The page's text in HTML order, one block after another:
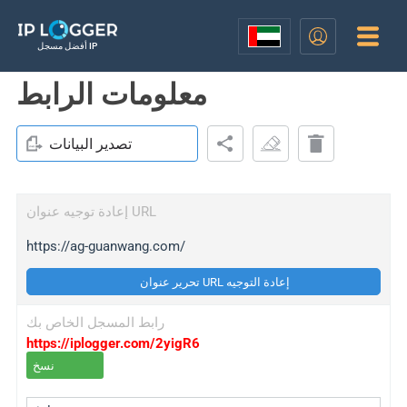
أفضل مسجل IP
معلومات الرابط
تصدير البيانات
إعادة توجيه عنوان URL
https://ag-guanwang.com/
تحرير عنوان URL إعادة التوجيه
رابط المسجل الخاص بك
https://iplogger.com/2yigR6
نسخ